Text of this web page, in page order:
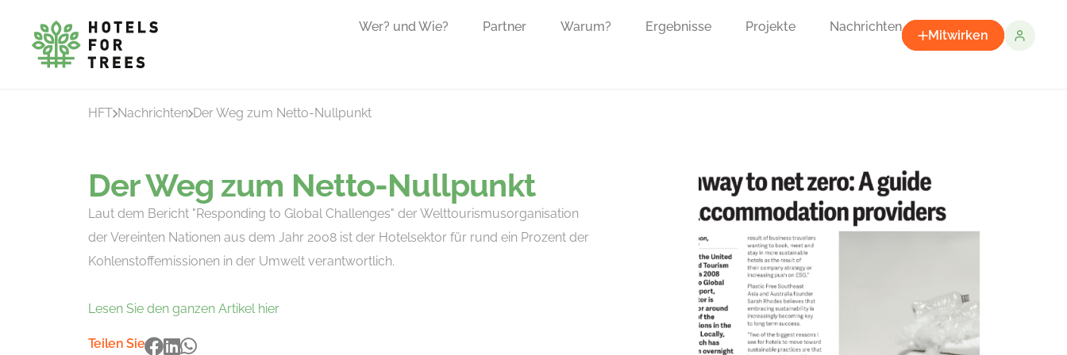
Wer? und Wie? Partner Warum? Ergebnisse Projekte Nachrichten
Mitwirken
HFT Nachrichten Der Weg zum Netto-Nullpunkt
Der Weg zum Netto-Nullpunkt
Laut dem Bericht "Responding to Global Challenges" der Welttourismusorganisation
der Vereinten Nationen aus dem Jahr 2008 ist der Hotelsektor für rund ein Prozent der
Kohlenstoffemissionen in der Umwelt verantwortlich.
Lesen Sie den ganzen Artikel hier
Teilen Sie